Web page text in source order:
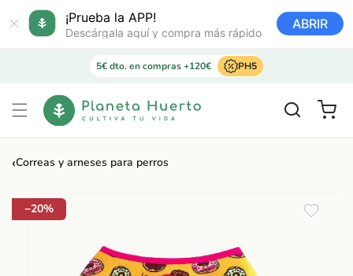
¡Prueba la APP!
Descárgala aquí y compra más rápido
ABRIR
directamente
al contenido
5€ dto. en compras +120€ PH5
Carrito
‹Correas y arneses para perros
a la
información
−20%